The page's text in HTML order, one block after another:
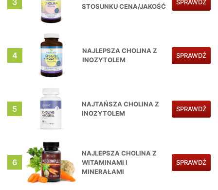
STOSUNKU CENA/JAKOŚĆ
SPRAWDŹ
4
NAJLEPSZA CHOLINA Z
INOZYTOLEM
SPRAWDŹ
5
NAJTAŃSZA CHOLINA Z
INOZYTOLEM
SPRAWDŹ
6
NAJLEPSZA CHOLINA Z
WITAMINAMI I
MINERAŁAMI
SPRAWDŹ